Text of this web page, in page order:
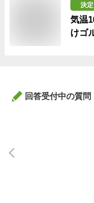
決定
気温
けゴ
回答受付中の質問